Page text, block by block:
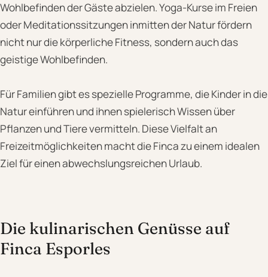
Wohlbefinden der Gäste abzielen. Yoga-Kurse im Freien
oder Meditationssitzungen inmitten der Natur fördern
nicht nur die körperliche Fitness, sondern auch das
geistige Wohlbefinden.
Für Familien gibt es spezielle Programme, die Kinder in die
Natur einführen und ihnen spielerisch Wissen über
Pflanzen und Tiere vermitteln. Diese Vielfalt an
Freizeitmöglichkeiten macht die Finca zu einem idealen
Ziel für einen abwechslungsreichen Urlaub.
Die kulinarischen Genüsse auf
Finca Esporles